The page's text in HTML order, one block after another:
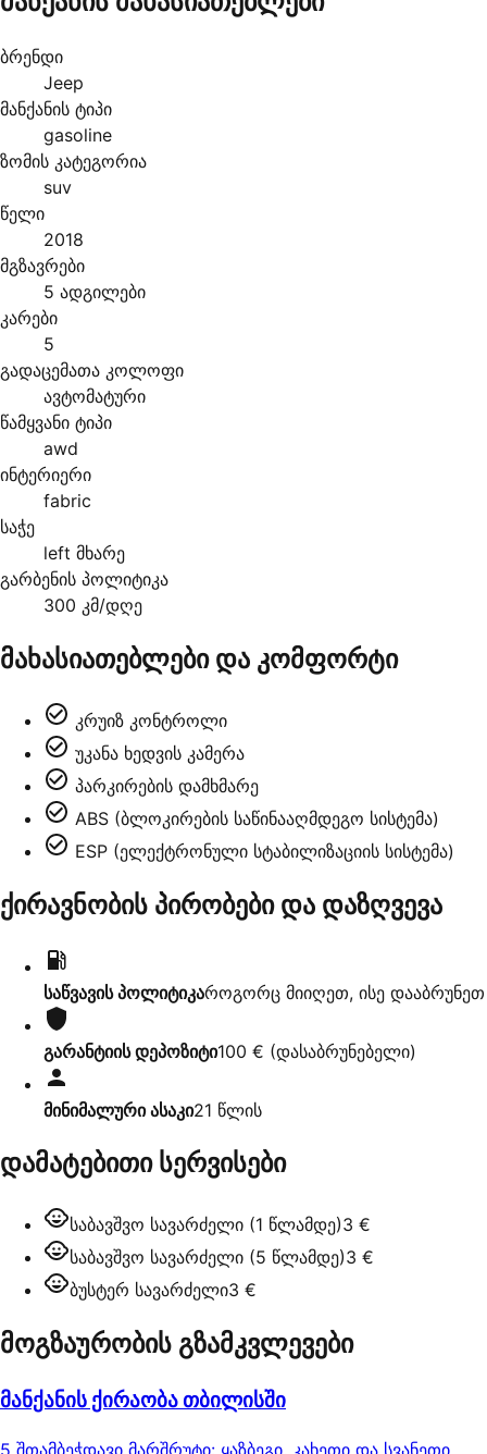
ბრენდი
Jeep
მანქანის ტიპი
gasoline
ზომის კატეგორია
suv
წელი
2018
მგზავრები
5 ადგილები
კარები
5
გადაცემათა კოლოფი
ავტომატური
წამყვანი ტიპი
awd
ინტერიერი
fabric
საჭე
left მხარე
გარბენის პოლიტიკა
300 კმ/დღე
მახასიათებლები და კომფორტი
კრუიზ კონტროლი
უკანა ხედვის კამერა
პარკირების დამხმარე
ABS (ბლოკირების საწინააღმდეგო სისტემა)
ESP (ელექტრონული სტაბილიზაციის სისტემა)
ქირავნობის პირობები და დაზღვევა
საწვავის პოლიტიკაროგორც მიიღეთ, ისე დააბრუნეთ
გარანტიის დეპოზიტი100 € (დასაბრუნებელი)
მინიმალური ასაკი21 წლის
დამატებითი სერვისები
საბავშვო სავარძელი (1 წლამდე)3 €
საბავშვო სავარძელი (5 წლამდე)3 €
ბუსტერ სავარძელი3 €
მოგზაურობის გზამკვლევები
მანქანის ქირაობა თბილისში
5 შთამბეჭდავი მარშრუტი: ყაზბეგი, კახეთი და სვანეთი